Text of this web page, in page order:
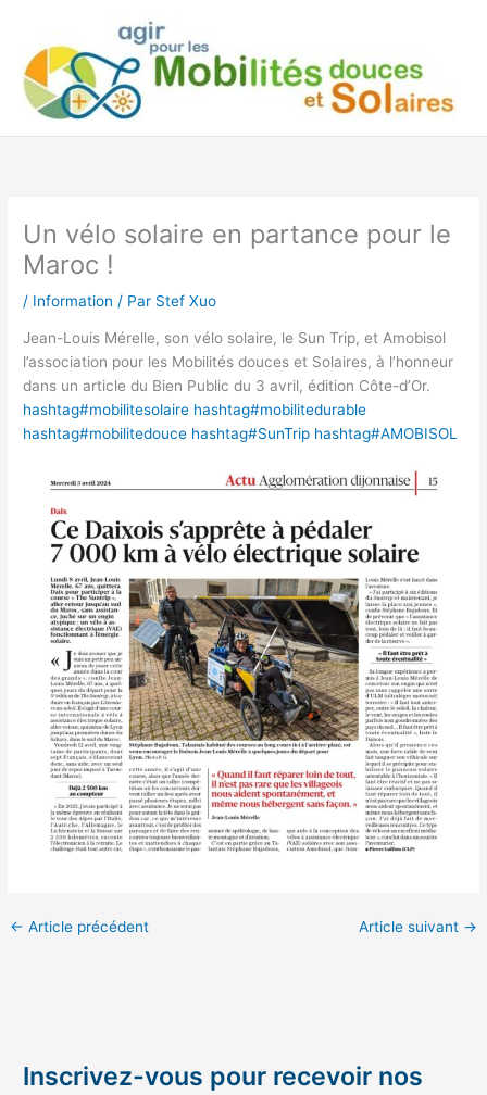
contenu
Un vélo solaire en partance pour le
Maroc !
/ Information / Par Stef Xuo
Jean-Louis Mérelle, son vélo solaire, le Sun Trip, et Amobisol
l’association pour les Mobilités douces et Solaires, à l’honneur
dans un article du Bien Public du 3 avril, édition Côte-d’Or.
hashtag#mobilitesolaire hashtag#mobilitedurable
hashtag#mobilitedouce hashtag#SunTrip hashtag#AMOBISOL
← Article précédent Article suivant →
Inscrivez-vous pour recevoir nos